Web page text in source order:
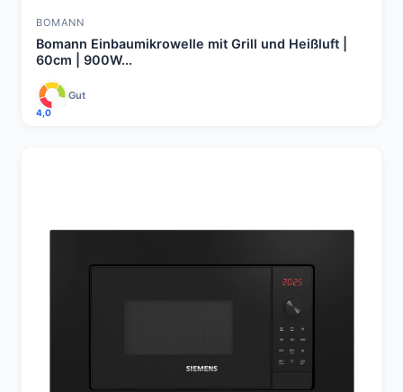
BOMANN
Bomann Einbaumikrowelle mit Grill und Heißluft |
60cm | 900W...
4,0
Gut